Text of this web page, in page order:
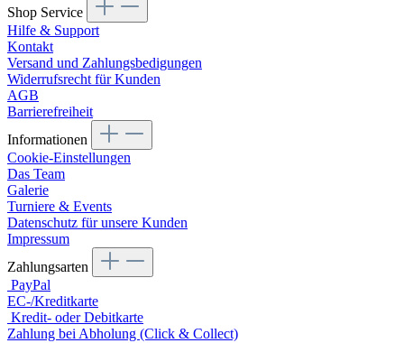
Shop Service
Hilfe & Support
Kontakt
Versand und Zahlungsbedigungen
Widerrufsrecht für Kunden
AGB
Barrierefreiheit
Informationen
Cookie-Einstellungen
Das Team
Galerie
Turniere & Events
Datenschutz für unsere Kunden
Impressum
Zahlungsarten
PayPal
EC-/Kreditkarte
Kredit- oder Debitkarte
Zahlung bei Abholung (Click & Collect)